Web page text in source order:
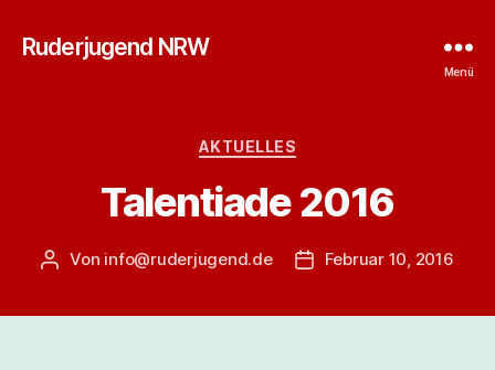
Ruderjugend NRW
Menü
Kategorien
AKTUELLES
Talentiade 2016
Beitragsautor
Von info@ruderjugend.de Beitragsdatum
Februar 10, 2016